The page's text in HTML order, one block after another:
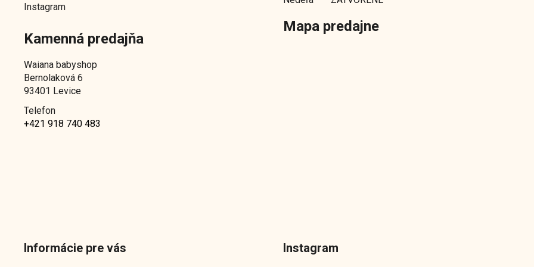
Instagram
Kamenná predajňa
Waiana babyshop
Bernolaková 6
93401 Levice
Telefon
+421 918 740 483
Mapa predajne
Informácie pre vás Instagram